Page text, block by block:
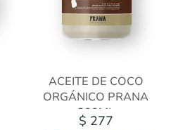
ACEITE DE COCO
ORGÁNICO PRANA
200ML
$ 277